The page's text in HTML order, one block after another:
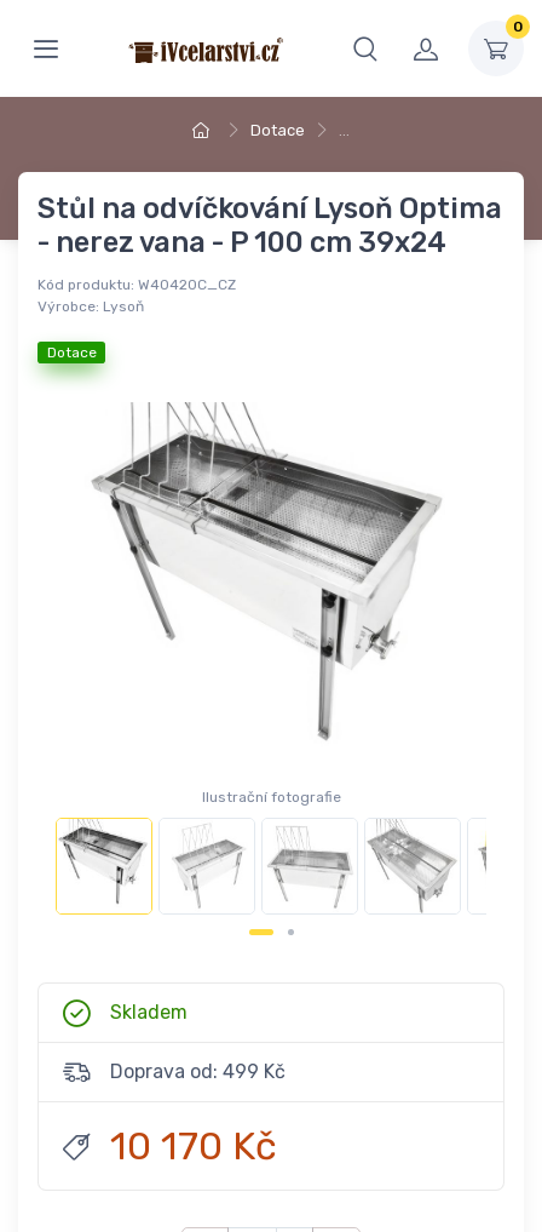
0
Dotace …
Stůl na odvíčkování Lysoň Optima
- nerez vana - P 100 cm 39x24
Kód produktu: W40420C_CZ
Výrobce: Lysoň
Dotace
Ilustrační fotografie
Skladem
Doprava od: 499 Kč
10 170 Kč